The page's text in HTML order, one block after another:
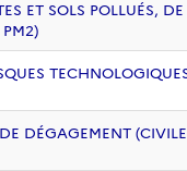
ET SOLS POLLUÉS,
PM2)
DÉGAGEMENT